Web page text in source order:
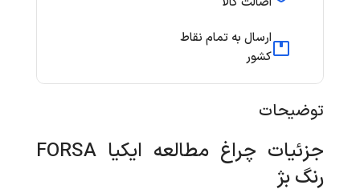
ارسال به تمام نقاط
کشور
توضیحات
جزئیات چراغ مطالعه ایکیا FORSA
رنگ بژ